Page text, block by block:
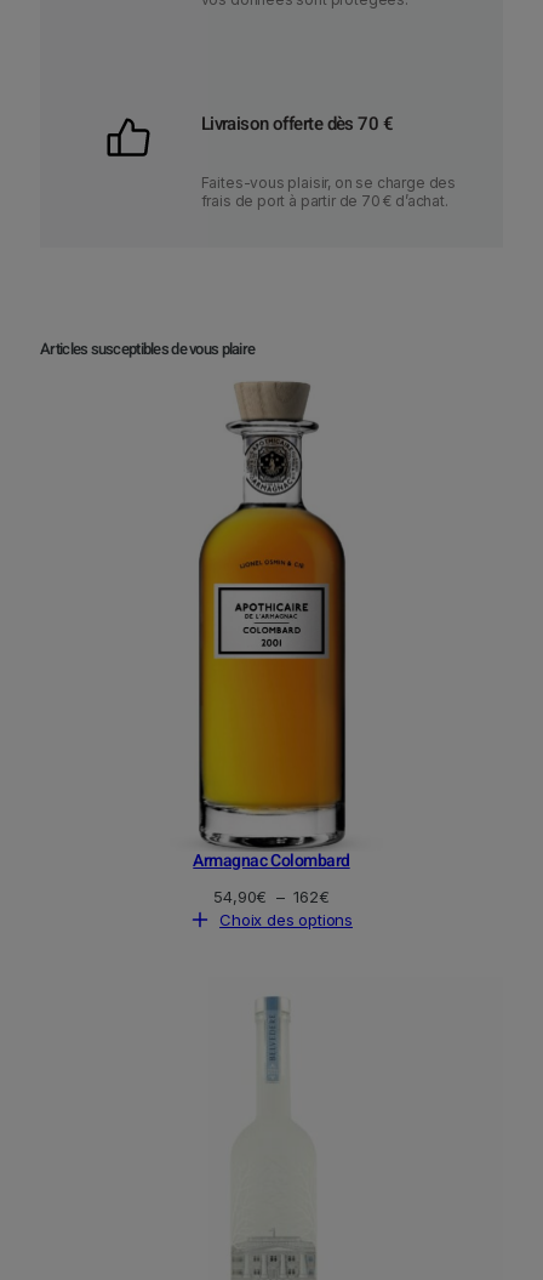
Livraison offerte dès 70 €
Faites-vous plaisir, on se charge des
frais de port à partir de 70 € d’achat.
Articles susceptibles de vous plaire
Armagnac Colombard
54,90€ – 162€Plage
de
Choix des options